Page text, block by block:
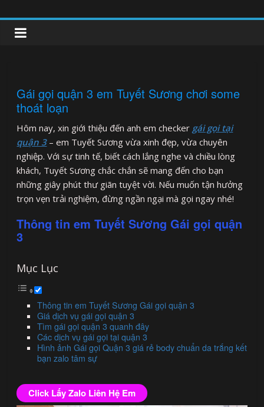
to
content
clipnonglive.com
Gái gọi quận 3 em Tuyết Sương chơi some
thoát loạn
Hôm nay, xin giới thiệu đến anh em checker gái gọi tại
quận 3– em Tuyết Sương vừa xinh đẹp, vừa chuyên
nghiệp. Với sự tinh tế, biết cách lắng nghe và chiều lòng
khách, Tuyết Sương chắc chắn sẽ mang đến cho bạn
những giây phút thư giãn tuyệt vời. Nếu muốn tận hưởng
trọn vẹn trải nghiệm, đừng ngần ngại mà gọi ngay nhé!
Thông tin em Tuyết Sương Gái gọi quận
3
Mục Lục
Thông tin em Tuyết Sương Gái gọi quận 3
Giá dịch vụ gái gọi quận 3
Tìm gái gọi quận 3 quanh đây
Các dịch vụ gái gọi tại quận 3
Hình ảnh Gái gọi Quận 3 giá rẻ body chuẩn da trắng kết
bạn zalo tâm sự
Click Lấy Zalo Liên Hệ Em